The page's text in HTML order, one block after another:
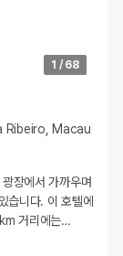
1 / 68
Ribeiro, Macau
장에서 가까우며
습니다. 이 호텔에
거리에는…